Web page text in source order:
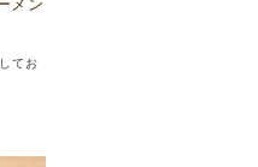
メン
てお